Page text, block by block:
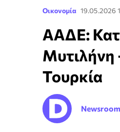
Οικονομία 19.05.2026
ΑΑΔΕ:
Μυτιλήνη
Τουρκία
Newsroom